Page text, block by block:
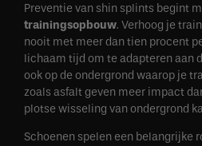
Preventie van shin splints begint
trainingsopbouw. Verhoog je
nooit met meer dan tien procent
lichaam tijd om te adapteren aan
ook op de ondergrond waarop je
zoals asfalt geven meer impact
plotse wisseling van ondergrond
Schoenen spelen een belangrijke